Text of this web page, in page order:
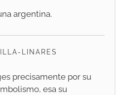
argentina.
LINARES
precisamente por su
esa su